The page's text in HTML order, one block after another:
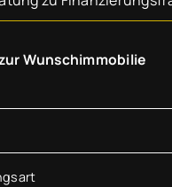
Wunschimmobilie